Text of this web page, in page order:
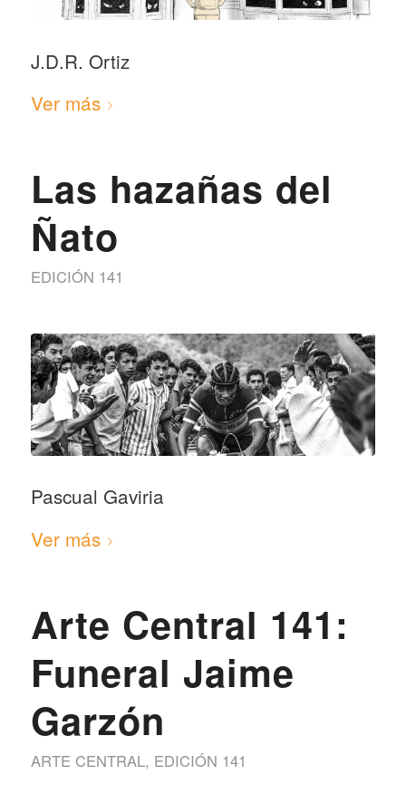
J.D.R. Ortiz
Ver más
Las hazañas del
Ñato
EDICIÓN 141
Pascual Gaviria
Ver más
Arte Central 141:
Funeral Jaime
Garzón
ARTE CENTRAL, EDICIÓN 141